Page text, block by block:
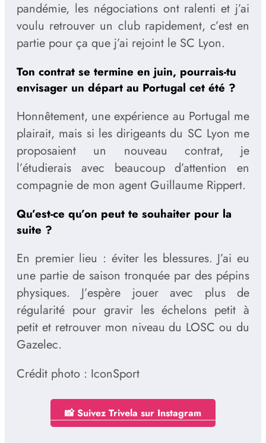
pandémie, les négociations ont ralenti et j’ai
voulu retrouver un club rapidement, c’est en
partie pour ça que j’ai rejoint le SC Lyon.
Ton contrat se termine en juin, pourrais-tu
envisager un départ au Portugal cet été ?
Honnêtement, une expérience au Portugal me
plairait, mais si les dirigeants du SC Lyon me
proposaient un nouveau contrat, je
l’étudierais avec beaucoup d’attention en
compagnie de mon agent Guillaume Rippert.
Qu’est-ce qu’on peut te souhaiter pour la
suite ?
En premier lieu : éviter les blessures. J’ai eu
une partie de saison tronquée par des pépins
physiques. J’espère jouer avec plus de
régularité pour gravir les échelons petit à
petit et retrouver mon niveau du LOSC ou du
Gazelec.
Crédit photo : IconSport
📸 Suivez Trivela sur Instagram